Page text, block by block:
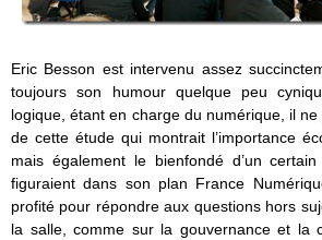
Eric Besson est intervenu assez
toujours son humour quelque peu
logique, étant en charge du numérique, il
de cette étude qui montrait l’importance
mais également le bienfondé d’un
figuraient dans son plan France
profité pour répondre aux questions hors
la salle, comme sur la gouvernance et la